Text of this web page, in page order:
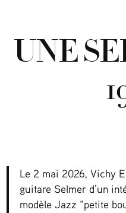
UNE
Le 2 mai 2026, Vichy
guitare Selmer d’un
modèle Jazz “petite